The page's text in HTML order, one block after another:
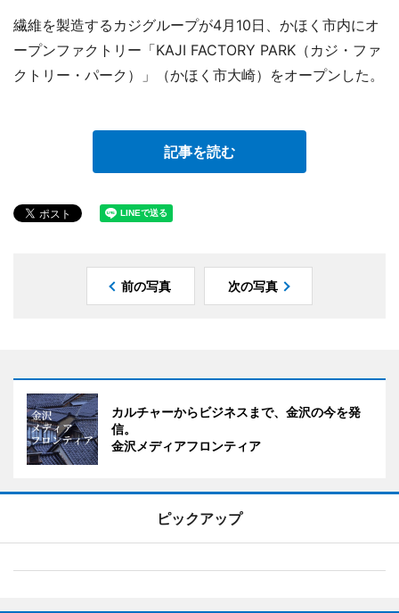
繊維を製造するカジグループが4月10日、かほく市内にオ
ープンファクトリー「KAJI FACTORY PARK（カジ・ファ
クトリー・パーク）」（かほく市大崎）をオープンした。
記事を読む
前の写真 次の写真
カルチャーからビジネスまで、金沢の今を発
信。
金沢メディアフロンティア
ピックアップ